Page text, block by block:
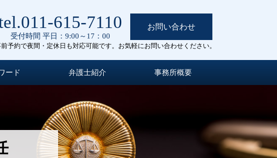
615-7110
受付時間 平日：9:00～17：00
お問い合わせ
予約で夜間・定休日も対応可能です。お気軽にお問い合わせください。
ード 弁護士紹介 事務所概要